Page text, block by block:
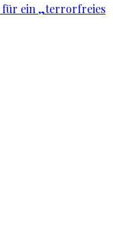
für ein „terrorfreies